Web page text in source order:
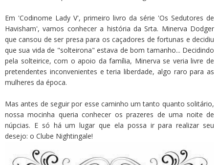
Em 'Codinome Lady V', primeiro livro da série 'Os Sedutores de
Havisham', vamos conhecer a história da Srta. Minerva Dodger
que cansou de ser presa para os caçadores de fortunas e decidiu
que sua vida de "solteirona" estava de bom tamanho... Decidindo
pela solteirice, com o apoio da família, Minerva se veria livre de
pretendentes inconvenientes e teria liberdade, algo raro para as
mulheres da época.
Mas antes de seguir por esse caminho um tanto quanto solitário,
nossa mocinha queria conhecer os prazeres de uma noite de
núpcias. E só há um lugar que ela possa ir para realizar seu
desejo: o Clube Nightingale!